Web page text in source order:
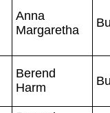
Anna
Margaretha
Berend
Harm